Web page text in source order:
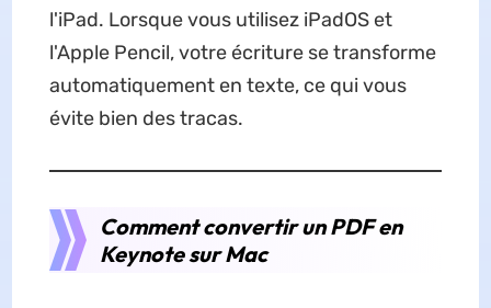
l'iPad. Lorsque vous utilisez iPadOS et
l'Apple Pencil, votre écriture se transforme
automatiquement en texte, ce qui vous
évite bien des tracas.
Comment convertir un PDF en
Keynote sur Mac